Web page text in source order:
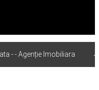
- - Agenție Imobiliara